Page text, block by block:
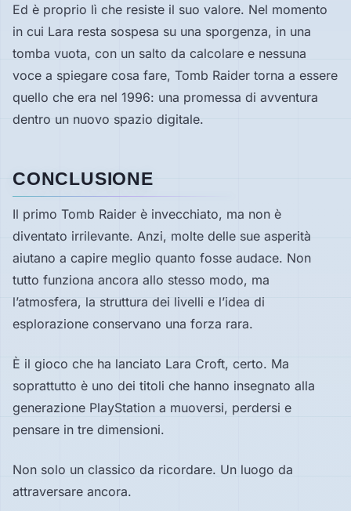
Ed è proprio lì che resiste il suo valore. Nel momento
in cui Lara resta sospesa su una sporgenza, in una
tomba vuota, con un salto da calcolare e nessuna
voce a spiegare cosa fare, Tomb Raider torna a essere
quello che era nel 1996: una promessa di avventura
dentro un nuovo spazio digitale.
CONCLUSIONE
Il primo Tomb Raider è invecchiato, ma non è
diventato irrilevante. Anzi, molte delle sue asperità
aiutano a capire meglio quanto fosse audace. Non
tutto funziona ancora allo stesso modo, ma
l’atmosfera, la struttura dei livelli e l’idea di
esplorazione conservano una forza rara.
È il gioco che ha lanciato Lara Croft, certo. Ma
soprattutto è uno dei titoli che hanno insegnato alla
generazione PlayStation a muoversi, perdersi e
pensare in tre dimensioni.
Non solo un classico da ricordare. Un luogo da
attraversare ancora.